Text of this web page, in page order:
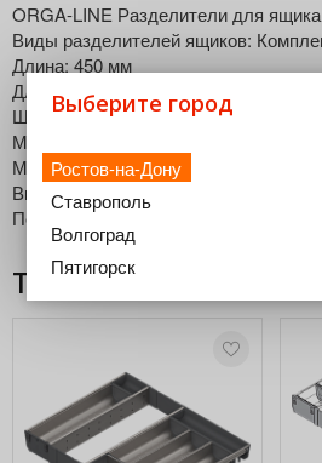
ORGA-LINE Разделители для
Виды разделителей ящиков:
Длина: 450 мм
Длина: 424 мм
Ширина корпуса: 900 мм
Минимальная ширина: 815 мм
Максимальная ширина: 824 мм
Высота: 64.2 мм
Перечень артикулов: Комплект
Товары из этой
Выберите город
Ростов-на-Дону
Ставрополь
Волгоград
Пятигорск